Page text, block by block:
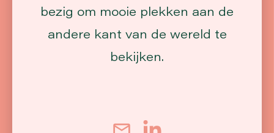
bezig om mooie plekken aan de
andere kant van de wereld te
bekijken.